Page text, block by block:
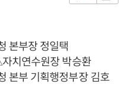
본부장 정일택
치연수원장 박승환
본부 기획행정부장 김호